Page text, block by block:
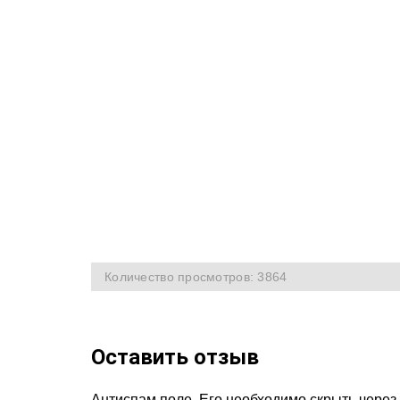
Количество просмотров: 3864
Оставить отзыв